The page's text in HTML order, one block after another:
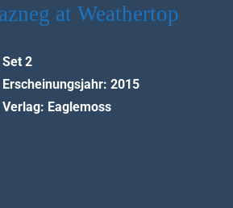
at Weathertop
Set 2
Erscheinungsjahr: 2015
Verlag: Eaglemoss